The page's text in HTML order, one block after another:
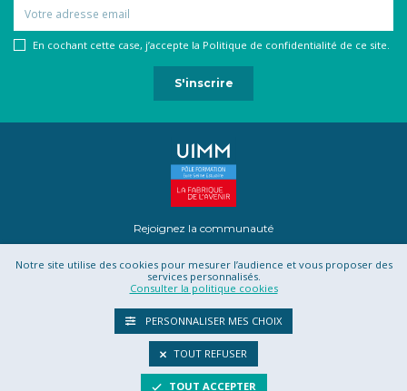
En cochant cette case, j’accepte la Politique de confidentialité de ce site.
Rejoignez la communauté
Contact Projet Romotics
CGU
CGV
Notre site utilise des cookies pour mesurer l’audience et vous proposer des
services personnalisés.
Consulter la politique cookies
PERSONNALISER MES CHOIX
TOUT REFUSER
TOUT ACCEPTER